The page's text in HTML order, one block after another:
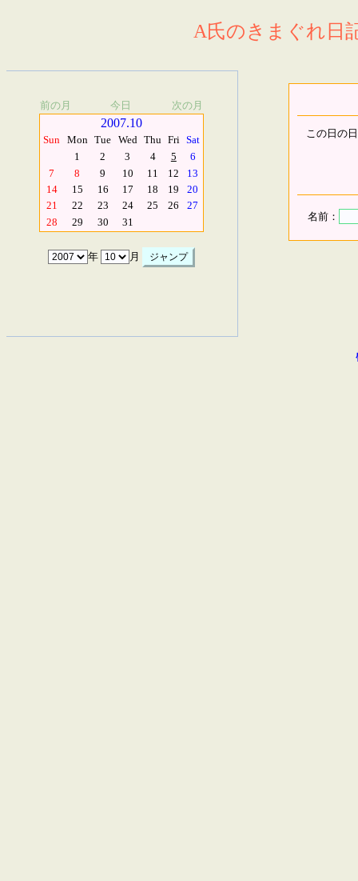
A氏のきまぐれ日
前の月 今日 次の月
2007.10
Sun Mon Tue Wed Thu Fri Sat
1
2 3 4 5
6
7
8 9 10 11 12
13
14
15 16 17 18 19
20
21
22 23 24 25 26
27
28
29 30 31
年 月
この日の
名前：